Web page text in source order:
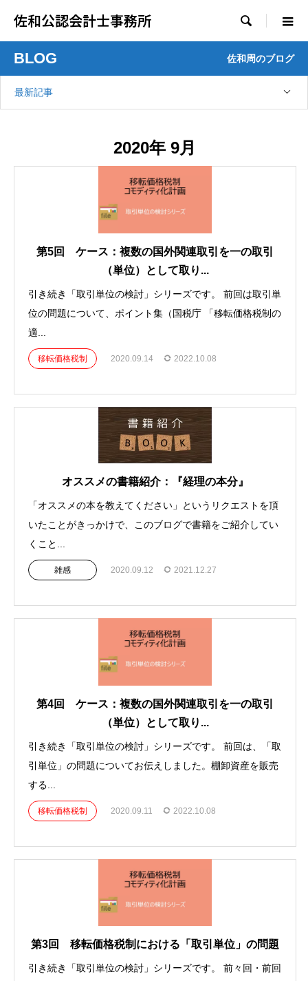
佐和公認会計士事務所 
BLOG 佐和周のブログ
最新記事
2020年 9月
第5回 ケース：複数の国外関連取引を一の取引
（単位）として取り...
引き続き「取引単位の検討」シリーズです。 前回は取引単
位の問題について、ポイント集（国税庁 「移転価格税制の
適...
移転価格税制 2020.09.14 2022.10.08
オススメの書籍紹介：『経理の本分』
「オススメの本を教えてください」というリクエストを頂
いたことがきっかけで、このブログで書籍をご紹介してい
くこと...
雑感 2020.09.12 2021.12.27
第4回 ケース：複数の国外関連取引を一の取引
（単位）として取り...
引き続き「取引単位の検討」シリーズです。 前回は、「取
引単位」の問題についてお伝えしました。棚卸資産を販売
する...
移転価格税制 2020.09.11 2022.10.08
第3回 移転価格税制における「取引単位」の問題
引き続き「取引単位の検討」シリーズです。 前々回・前回